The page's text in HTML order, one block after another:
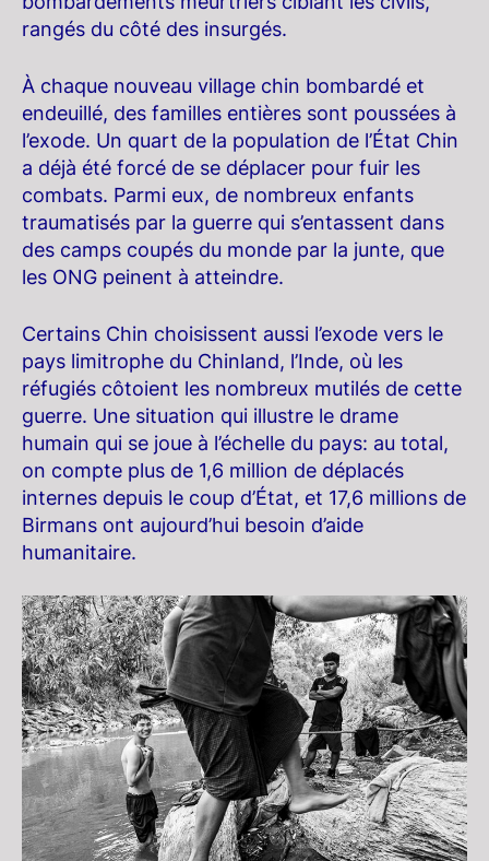
rangés du côté des insurgés.
À chaque nouveau village chin bombardé et
endeuillé, des familles entières sont poussées à
l’exode. Un quart de la population de l’État Chin
a déjà été forcé de se déplacer pour fuir les
combats. Parmi eux, de nombreux enfants
traumatisés par la guerre qui s’entassent dans
des camps coupés du monde par la junte, que
les ONG peinent à atteindre.
Certains Chin choisissent aussi l’exode vers le
pays limitrophe du Chinland, l’Inde, où les
réfugiés côtoient les nombreux mutilés de cette
guerre. Une situation qui illustre le drame
humain qui se joue à l’échelle du pays: au total,
on compte plus de 1,6 million de déplacés
internes depuis le coup d’État, et 17,6 millions de
Birmans ont aujourd’hui besoin d’aide
humanitaire.